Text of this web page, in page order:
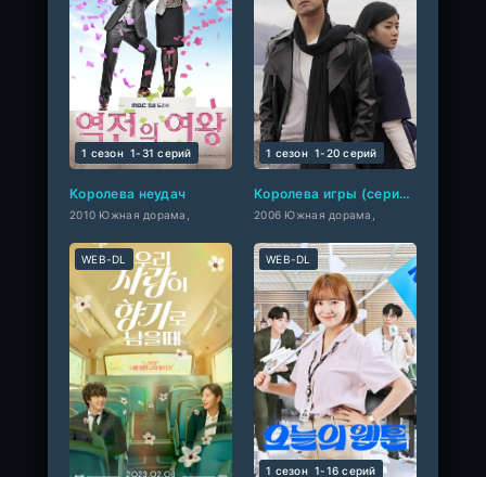
Королева неудач
2010 Южная дорама,
1 сезон 1-31 cерий
Королева игры (сериал 2006 – 2007)
2006 Южная дорама,
1 сезон 1-20 cерий
WEB-DL WEB-DL
1 сезон 1-16 cерий